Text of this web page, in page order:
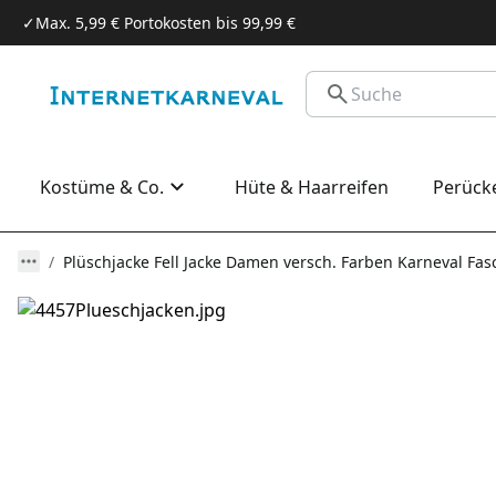
✓Max. 5,99 € Portokosten bis 99,99 €
Kostüme & Co. Hüte & Haarreifen
Plüschjacke Fell Jacke Damen versch. Farben Karneval